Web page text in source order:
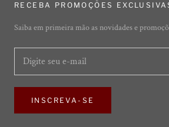
RECEBA PROMOÇÕES
Saiba em primeira mão as novidades e
INSCREVA-SE